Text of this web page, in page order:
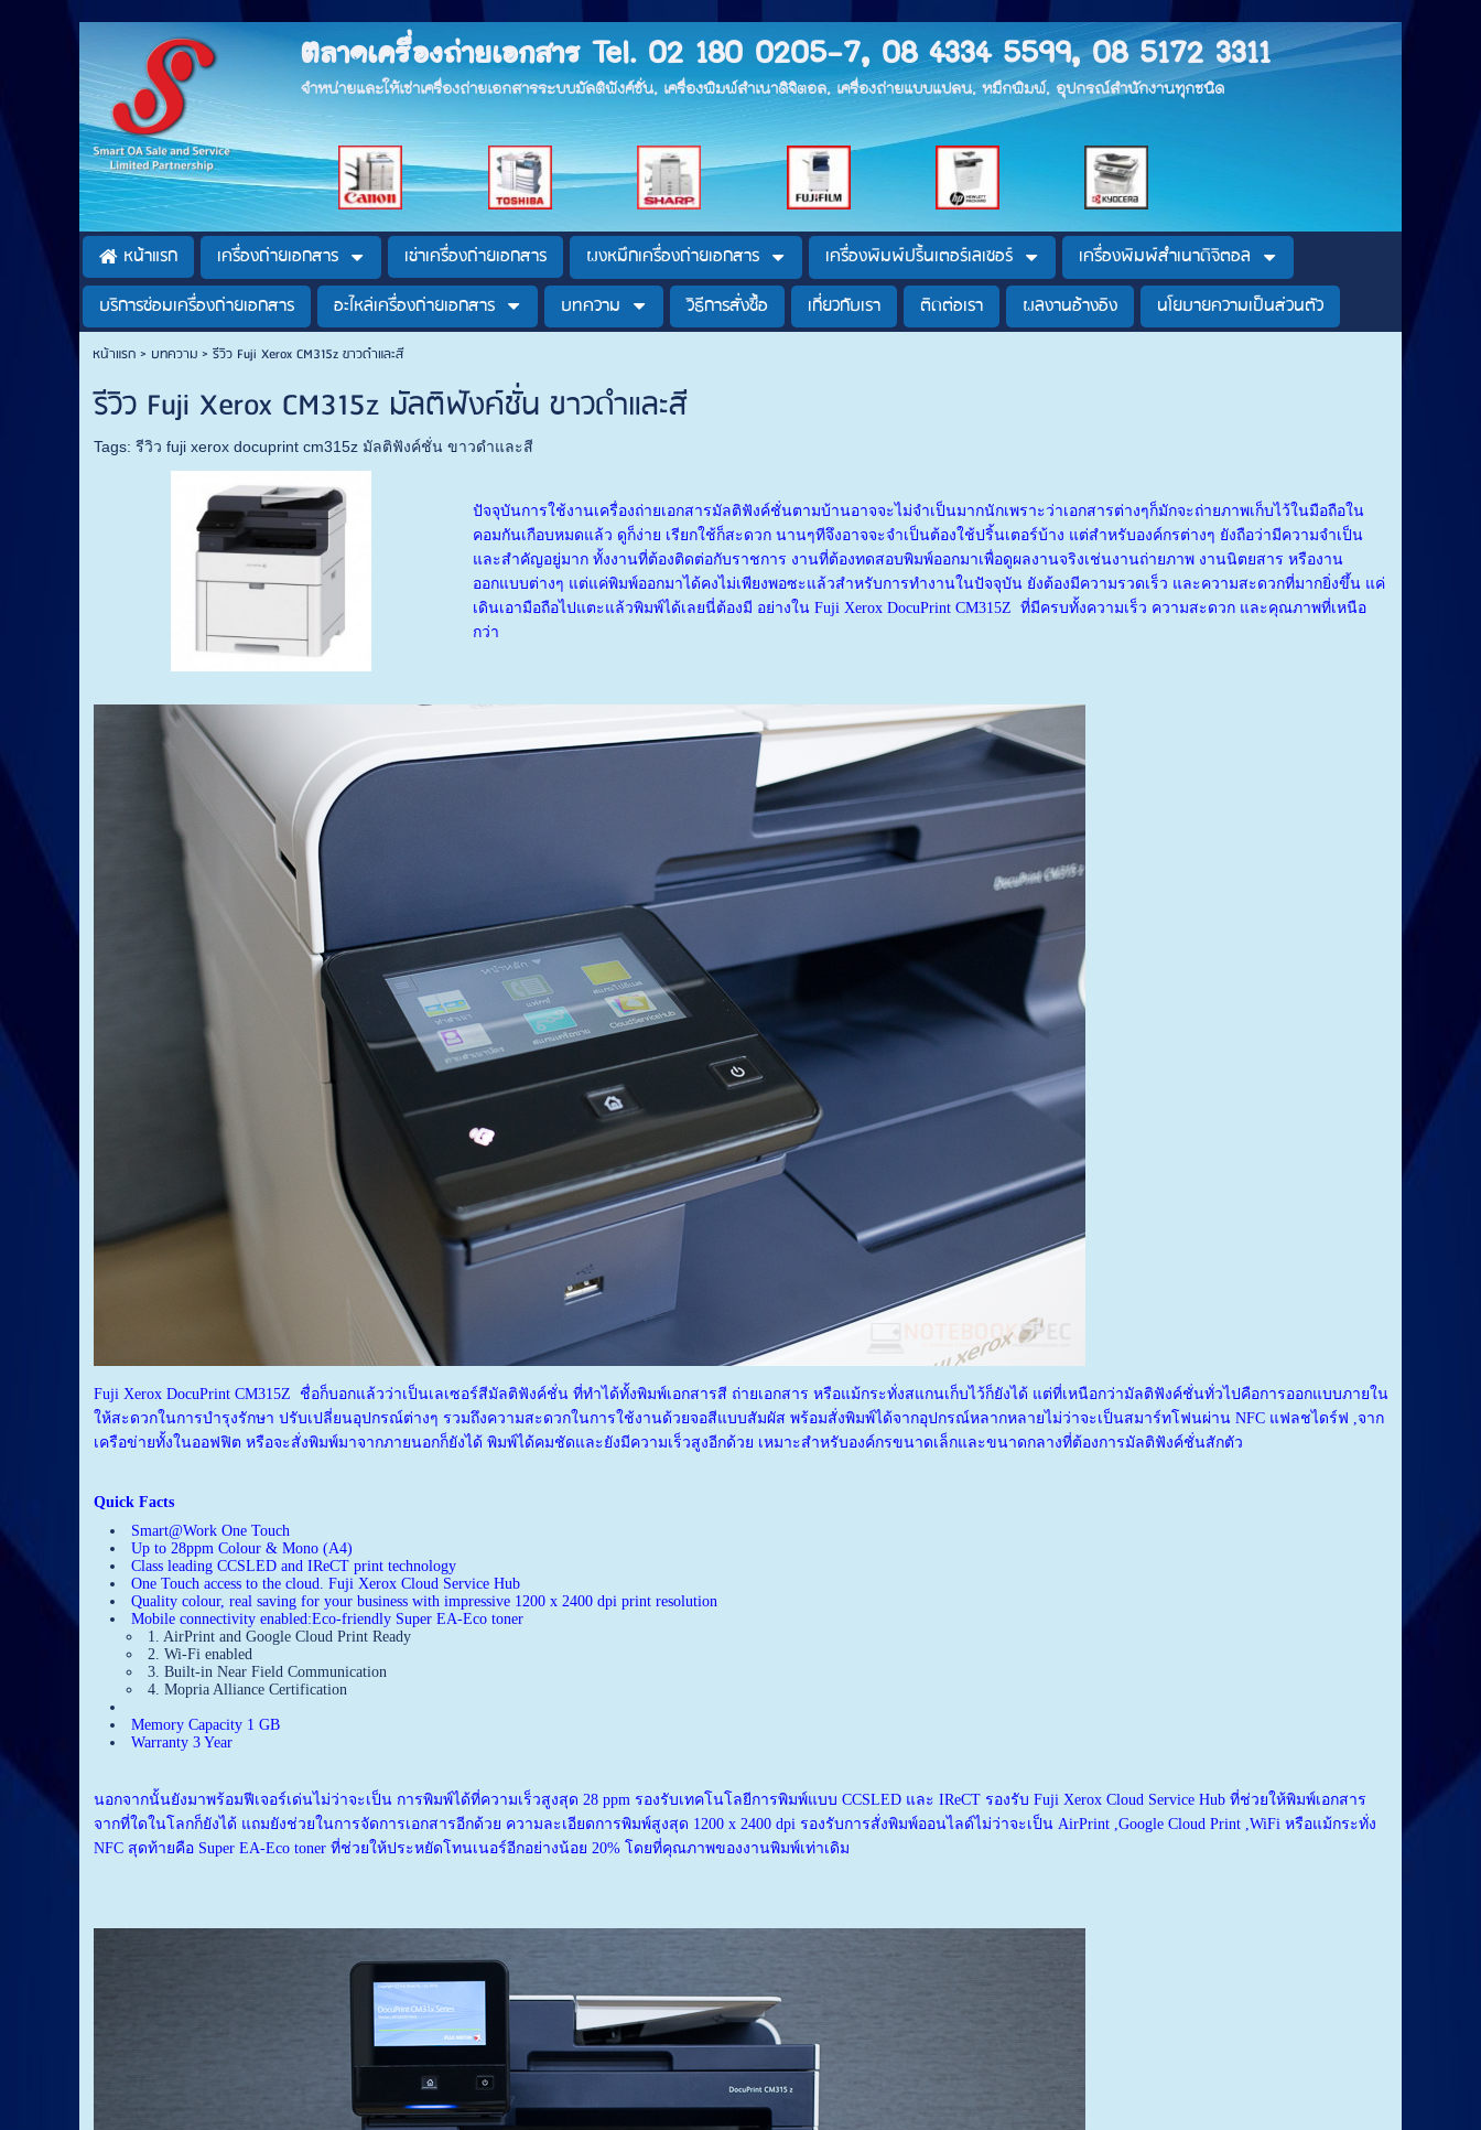
ตลาดเครื่องถ่ายเอกสาร Tel. 02 180 0205-7, 08 4334 5599, 08 5172 3311
จำหน่ายและให้เช่าเครื่องถ่ายเอกสารระบบมัลติฟังค์ชั่น, เครื่องพิมพ์สำเนาดิจิตอล, เครื่องถ่ายแบบแปลน, หมึกพิมพ์, อุปกรณ์สำนักงานทุกชนิด
หน้าแรก เครื่องถ่ายเอกสาร เช่าเครื่องถ่ายเอกสาร ผงหมึกเครื่องถ่ายเอกสาร เครื่องพิมพ์ปริ้นเตอร์เลเซอร์
เครื่องพิมพ์สำเนาดิจิตอล
บริการซ่อมเครื่องถ่ายเอกสาร
อะไหล่เครื่องถ่ายเอกสาร บทความ วิธีการสั่งซื้อ เกี่ยวกับเรา ติดต่อเรา ผลงานอ้างอิง นโยบายความเป็นส่วนตัว
หน้าแรก> บทความ>รีวิว Fuji Xerox CM315z ขาวดำและสี
รีวิว Fuji Xerox CM315z มัลติฟังค์ชั่น ขาวดำและสี
Tags: รีวิว fuji xerox docuprint cm315z มัลติฟังค์ชั่น ขาวดำและสี
ปัจจุบันการใช้งานเครื่องถ่ายเอกสารมัลติฟังค์ชั่นตามบ้านอาจจะไม่จำเป็นมากนักเพราะว่าเอกสารต่างๆก็มักจะถ่ายภาพเก็บไว้ในมือถือใน
คอมกันเกือบหมดแล้ว ดูก็ง่าย เรียกใช้ก็สะดวก นานๆทีจึงอาจจะจำเป็นต้องใช้ปริ้นเตอร์บ้าง แต่สำหรับองค์กรต่างๆ ยังถือว่ามีความจำเป็น
และสำคัญอยู่มาก ทั้งงานที่ต้องติดต่อกับราชการ งานที่ต้องทดสอบพิมพ์ออกมาเพื่อดูผลงานจริงเช่นงานถ่ายภาพ งานนิตยสาร หรืองาน
ออกแบบต่างๆ แต่แค่พิมพ์ออกมาได้คงไม่เพียงพอซะแล้วสำหรับการทำงานในปัจจุบัน ยังต้องมีความรวดเร็ว และความสะดวกที่มากยิ่งขึ้น แค่
เดินเอามือถือไปแตะแล้วพิมพ์ได้เลยนี่ต้องมี อย่างใน Fuji Xerox DocuPrint CM315Z ที่มีครบทั้งความเร็ว ความสะดวก และคุณภาพที่เหนือ
กว่า
Fuji Xerox DocuPrint CM315Z ชื่อก็บอกแล้วว่าเป็นเลเซอร์สีมัลติฟังค์ชั่น ที่ทำได้ทั้งพิมพ์เอกสารสี ถ่ายเอกสาร หรือแม้กระทั่งสแกนเก็บไว้ก็ยังได้ แต่ที่เหนือกว่ามัลติฟังค์ชั่นทั่วไปคือการออกแบบภายใน
ให้สะดวกในการบำรุงรักษา ปรับเปลี่ยนอุปกรณ์ต่างๆ รวมถึงความสะดวกในการใช้งานด้วยจอสีแบบสัมผัส พร้อมสั่งพิมพ์ได้จากอุปกรณ์หลากหลายไม่ว่าจะเป็นสมาร์ทโฟนผ่าน NFC แฟลชไดร์ฟ ,จาก
เครือข่ายทั้งในออฟฟิต หรือจะสั่งพิมพ์มาจากภายนอกก็ยังได้ พิมพ์ได้คมชัดและยังมีความเร็วสูงอีกด้วย เหมาะสำหรับองค์กรขนาดเล็กและขนาดกลางที่ต้องการมัลติฟังค์ชั่นสักตัว
Quick Facts
Smart@Work One Touch
Up to 28ppm Colour & Mono (A4)
Class leading CCSLED and IReCT print technology
One Touch access to the cloud. Fuji Xerox Cloud Service Hub
Quality colour, real saving for your business with impressive 1200 x 2400 dpi print resolution
Mobile connectivity enabled:Eco-friendly Super EA-Eco toner
1. AirPrint and Google Cloud Print Ready
2. Wi-Fi enabled
3. Built-in Near Field Communication
4. Mopria Alliance Certification
Memory Capacity 1 GB
Warranty 3 Year
นอกจากนั้นยังมาพร้อมฟีเจอร์เด่นไม่ว่าจะเป็น การพิมพ์ได้ที่ความเร็วสูงสุด 28 ppm รองรับเทคโนโลยีการพิมพ์แบบ CCSLED และ IReCT รองรับ Fuji Xerox Cloud Service Hub ที่ช่วยให้พิมพ์เอกสาร
จากที่ใดในโลกก็ยังได้ แถมยังช่วยในการจัดการเอกสารอีกด้วย ความละเอียดการพิมพ์สูงสุด 1200 x 2400 dpi รองรับการสั่งพิมพ์ออนไลด์ไม่ว่าจะเป็น AirPrint ,Google Cloud Print ,WiFi หรือแม้กระทั่ง
NFC สุดท้ายคือ Super EA-Eco toner ที่ช่วยให้ประหยัดโทนเนอร์อีกอย่างน้อย 20% โดยที่คุณภาพของงานพิมพ์เท่าเดิม